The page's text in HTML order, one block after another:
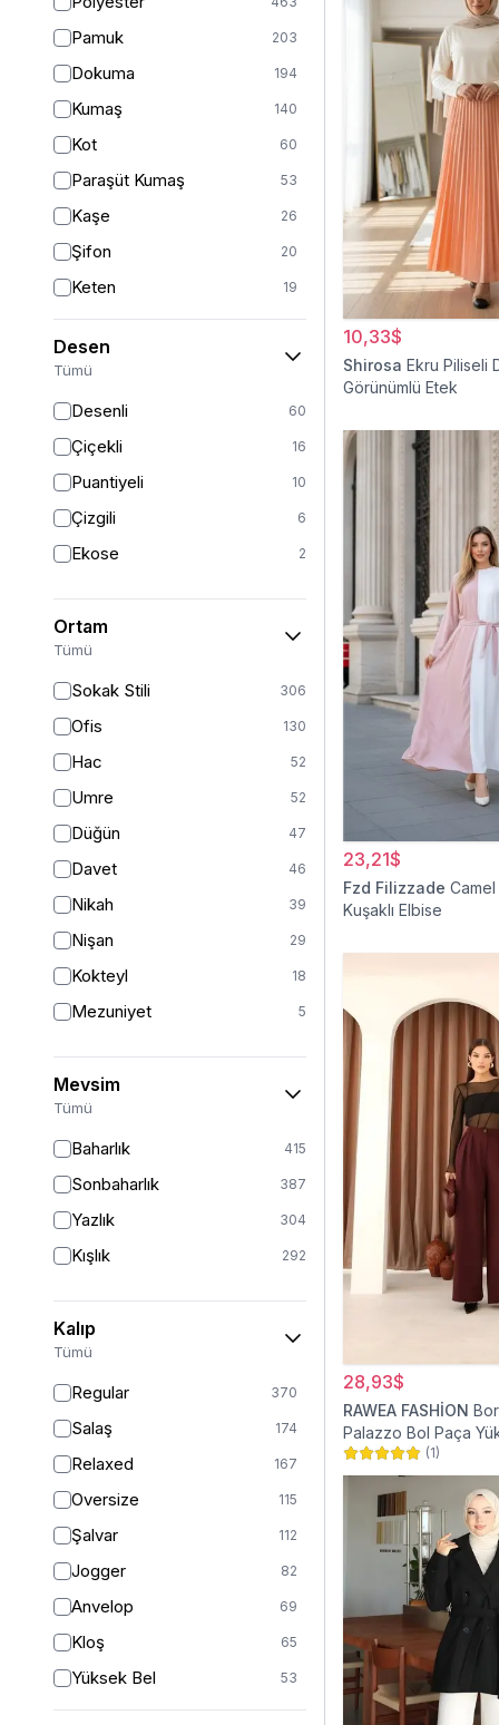
Pamuk 203
Dokuma 194
Kumaş 140
Kot 60
Paraşüt Kumaş 53
Kaşe 26
Şifon 20
Keten 19
Saten 15
Krep 14
Peluş 2
Jarse
Kadife
Süet
Sandy
Desen
Tümü
Desenli 60
Çiçekli 16
Puantiyeli 10
Çizgili 6
Ekose 2
Ortam
Tümü
Sokak Stili 306
Ofis 130
Hac 52
Umre 52
Düğün 47
Davet 46
Nikah 39
Nişan 29
Kokteyl 18
Mezuniyet 5
Mevsim
Tümü
Baharlık 415
Sonbaharlık 387
Yazlık 304
Kışlık 292
Kalıp
Tümü
Regular 370
Salaş 174
Relaxed 167
Oversize 115
Şalvar 112
Jogger 82
Anvelop 69
Kloş 65
Yüksek Bel 53
Geniş Paça 41
10,33$
Shirosa Ekru Piliseli
Görünümlü Etek
23,21$
Fzd Filizzade Camel
Kuşaklı Elbise
28,93$
RAWEA FASHİON
Palazzo Bol Paça
Tesettür Pantolon
(1)